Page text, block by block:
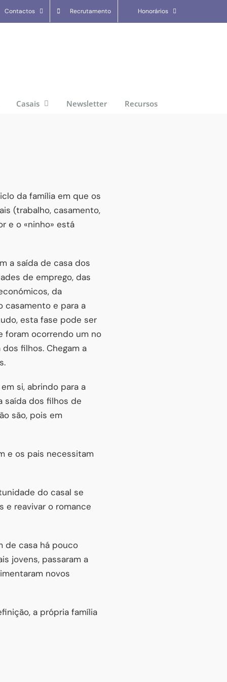
Contactos Recrutamento Honorários
Casais Newsletter Recursos
da família em que os
(trabalho, casamento,
e o «ninho» está
a saída de casa dos
de emprego, das
da
casamento e para a
esta fase pode ser
foram ocorrendo um no
filhos. Chegam a
si, abrindo para a
saída dos filhos de
são, pois em
e os pais necessitam
do casal se
e reavivar o romance
de casa há pouco
jovens, passaram a
novos
a própria família